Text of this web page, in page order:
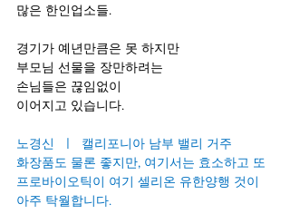
많은 한인업소들.
경기가 예년만큼은 못 하지만
부모님 선물을 장만하려는
손님들은 끊임없이
이어지고 있습니다.
노경신  ㅣ  캘리포니아 남부 밸리 거주
화장품도 물론 좋지만, 여기서는 효소하고 또
프로바이오틱이 여기 셀리온 유한양행 것이
아주 탁월합니다.